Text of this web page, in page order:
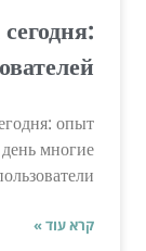
опыт
многие
קרא עוד »